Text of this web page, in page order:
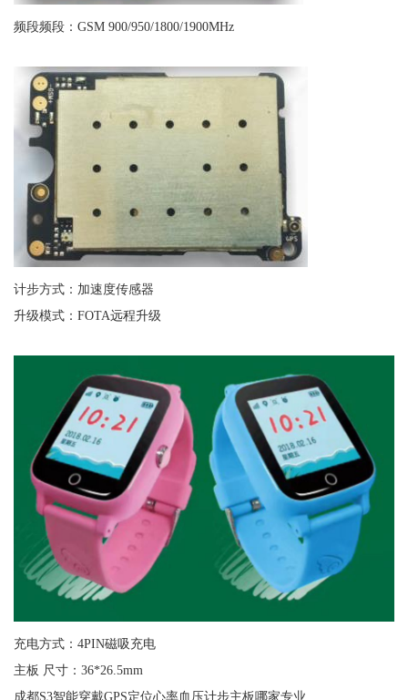
频段频段：GSM 900/950/1800/1900MHz
计步方式：加速度传感器
升级模式：FOTA远程升级
充电方式：4PIN磁吸充电
主板 尺寸：36*26.5mm
成都S3智能穿戴GPS定位心率血压计步主板哪家专业